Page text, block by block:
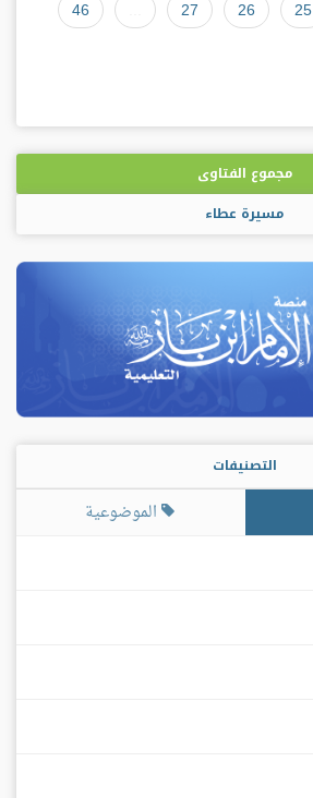
25
26
27
46
مجموع الفتاوى
مسيرة عطاء
التصنيفات
الموضوعية